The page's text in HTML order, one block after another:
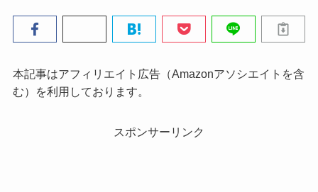
本記事はアフィリエイト広告（Amazonアソシエイトを含
む）を利用しております。
スポンサーリンク